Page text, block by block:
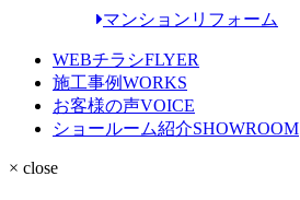
マンションリフォーム
WEBチラシFLYER
施工事例WORKS
お客様の声VOICE
ショールーム紹介SHOWROOM
× close